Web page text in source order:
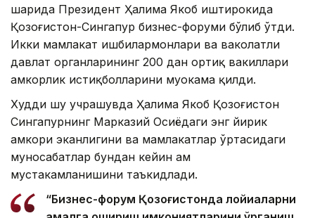
шаҳрида Президент Ҳалима Якоб иштирокида
Қозоғистон-Сингапур бизнес-форуми бўлиб ўтди.
Икки мамлакат ишбилармонлари ва ваколатли
давлат органларининг 200 дан ортиқ вакиллари
ҳамкорлик истиқболларини муҳокама қилди.
Худди шу учрашувда Ҳалима Якоб Қозоғистон
Сингапурнинг Марказий Осиёдаги энг йирик
ҳамкори эканлигини ва мамлакатлар ўртасидаги
муносабатлар бундан кейин ҳам
мустаҳкамланишини таъкидлади.
“Бизнес-форум Қозоғистонда лойиҳаларни